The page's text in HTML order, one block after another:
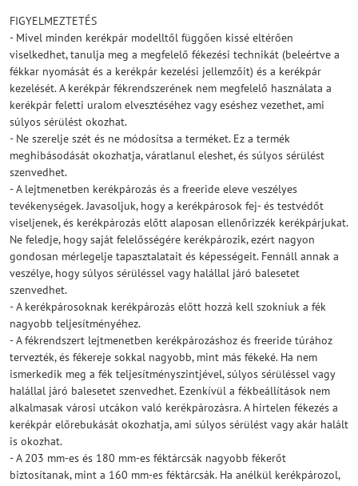
FIGYELMEZTETÉS
- Mivel minden kerékpár modelltől függően kissé eltérően
viselkedhet, tanulja meg a megfelelő fékezési technikát (beleértve a
fékkar nyomását és a kerékpár kezelési jellemzőit) és a kerékpár
kezelését. A kerékpár fékrendszerének nem megfelelő használata a
kerékpár feletti uralom elvesztéséhez vagy eséshez vezethet, ami
súlyos sérülést okozhat.
- Ne szerelje szét és ne módosítsa a terméket. Ez a termék
meghibásodását okozhatja, váratlanul eleshet, és súlyos sérülést
szenvedhet.
- A lejtmenetben kerékpározás és a freeride eleve veszélyes
tevékenységek. Javasoljuk, hogy a kerékpárosok fej- és testvédőt
viseljenek, és kerékpározás előtt alaposan ellenőrizzék kerékpárjukat.
Ne feledje, hogy saját felelősségére kerékpározik, ezért nagyon
gondosan mérlegelje tapasztalatait és képességeit. Fennáll annak a
veszélye, hogy súlyos sérüléssel vagy halállal járó balesetet
szenvedhet.
- A kerékpárosoknak kerékpározás előtt hozzá kell szokniuk a fék
nagyobb teljesítményéhez.
- A fékrendszert lejtmenetben kerékpározáshoz és freeride túrához
tervezték, és fékereje sokkal nagyobb, mint más fékeké. Ha nem
ismerkedik meg a fék teljesítményszintjével, súlyos sérüléssel vagy
halállal járó balesetet szenvedhet. Ezenkívül a fékbeállítások nem
alkalmasak városi utcákon való kerékpározásra. A hirtelen fékezés a
kerékpár előrebukását okozhatja, ami súlyos sérülést vagy akár halált
is okozhat.
- A 203 mm-es és 180 mm-es féktárcsák nagyobb fékerőt
biztosítanak, mint a 160 mm-es féktárcsák. Ha anélkül kerékpározol,